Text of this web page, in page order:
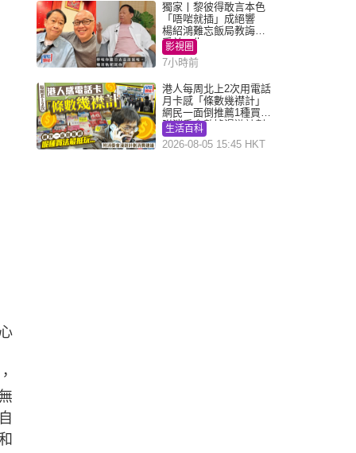
獨家丨黎彼得敢言本色
「唔啱就插」成絕響
楊紹鴻難忘飯局教誨：
受益一生
影視圈
7小時前
港人每周北上2次用電話
月卡感「條數幾襟計」
網民一面倒推薦1種買法
附消委會數據漫遊計劃
消費提示
生活百科
2026-08-05 15:45 HKT